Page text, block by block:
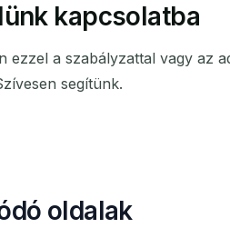
kapcsolatba
ezzel a szabályzattal vagy az
segítünk.
oldalak